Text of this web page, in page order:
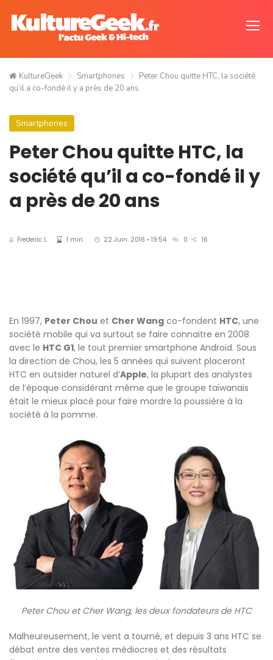
KultureGeek Smartphones
Peter Chou quitte HTC, la société
qu’il a co-fondé il y a près de 20 ans
Smartphones
Peter Chou quitte HTC, la
société qu’il a co-fondé il y
a près de 20 ans
Frederic L. 1 min. 22 Juin. 2016 • 19:54 0 16
En 1997, Peter Chou et Cher Wang co-fondent HTC, une
société mobile qui va surtout se faire connaitre en 2008
avec le HTC G1, le tout premier smartphone Android. Sous
la direction de Chou, les 5 années qui suivent placeront
HTC en outsider naturel d’Apple, la plupart des analystes
de l’époque considérant même que le groupe taïwanais
était le mieux placé pour faire mordre la poussière à la
société à la pomme.
Peter Chou et Cher Wang, les deux fondateurs de HTC
Malheureusement, le vent a tourné, et depuis 3 ans HTC se
débat entre des ventes médiocres et des résultats